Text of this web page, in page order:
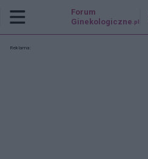
Forum
Ginekologiczne .pl
Reklama: